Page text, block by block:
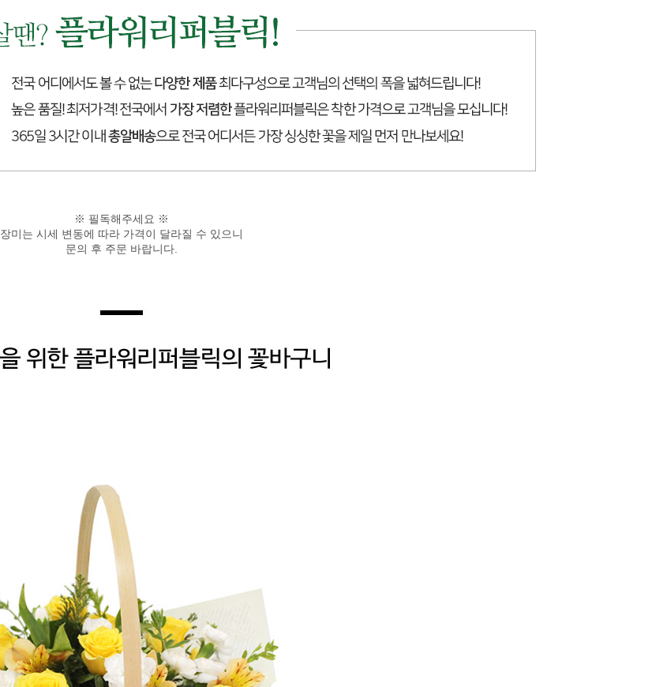
※ 필독해주세요 ※
장미는 시세 변동에 따라 가격이 달라질 수 있으니
문의 후 주문 바랍니다.